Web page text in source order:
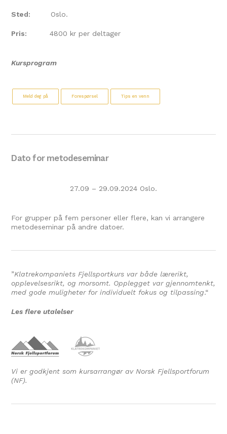
Sted: Oslo.
Pris: 4800 kr per deltager
Kursprogram
Meld deg på Forespørsel Tips en venn
Dato for metodeseminar
27.09 – 29.09.2024 Oslo.
For grupper på fem personer eller flere, kan vi arrangere
metodeseminar på andre datoer.
”Klatrekompaniets Fjellsportkurs var både lærerikt,
opplevelsesrikt, og morsomt. Opplegget var gjennomtenkt,
med gode muligheter for individuelt fokus og tilpassing.“
Les flere utalelser
Vi er godkjent som kursarrangør av Norsk Fjellsportforum
(NF).